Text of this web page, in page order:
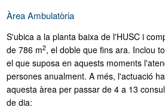
Àrea Ambulatòria
S'ubica a la planta baixa de l'HUSC i
de 786 m2, el doble que fins ara. Inclou
el que suposa en aquests moments
persones anualment. A més, l'actuació
aquesta àrea per passar de 4 a 13
de dia: